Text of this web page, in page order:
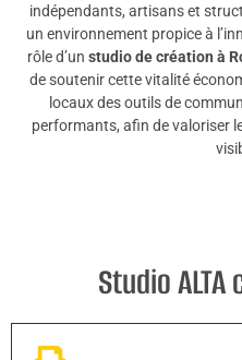
indépendants, artisans et
un environnement propice à
rôle d’un studio de création à
de soutenir cette vitalité
locaux des outils de
performants, afin de valoriser
Studio